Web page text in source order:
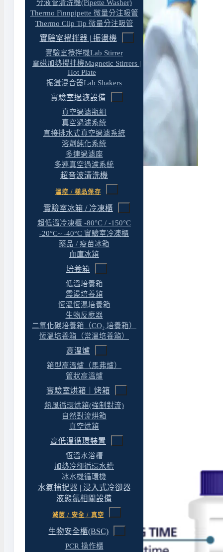
分液管清洗機(Pipette Washer)
Thermo Finnpipette 微量分注吸管
Thermo Clip Tip 微量分注吸管
實驗室攪拌器 | 振盪機
實驗室攪拌機Lab Stirrer
電磁加熱攪拌機Magnetic Stirrers |
Hot Plate
振盪混合器Lab Shakers
實驗室過濾設備
真空過濾瓶組
真空過濾系統
直接排水式真空過濾系統
溶劑純化系統
多連過濾座
多連真空過濾系統
超音波清洗機
溫控 / 樣品保存
實驗室冰箱 / 冷凍櫃
超低溫冷凍櫃 -80°C / -150°C
-20°C~ -40°C 實驗室冷凍櫃
藥品 / 疫苗冰箱
血庫冰箱
培養箱
低溫培養箱
震盪培養箱
恆溫恆濕培養箱
生物反應器
二氧化碳培養箱（CO₂ 培養箱）
恆溫培養箱（常溫培養箱）
高溫爐
箱型高溫爐（馬弗爐）
管狀高溫爐
實驗室烘箱｜烤箱
熱風循環烘箱(強制對流)
自然對流烘箱
真空烘箱
高低溫循環裝置
恆溫水浴槽
加熱冷卻循環水槽
冰水機循環機
水氣捕捉器 | 浸入式冷卻器
液態氮相關設備
滅菌 / 安全 / 真空
生物安全櫃(BSC)
PCR 操作櫃
應用領域
哺乳動物和昆蟲細胞培養
單株抗體生產
基因和細胞療法（自體）
病毒載體生產
藥物動力學研究
疫苗生產
藥物發現
蛋白質生產
蛋白質體研究